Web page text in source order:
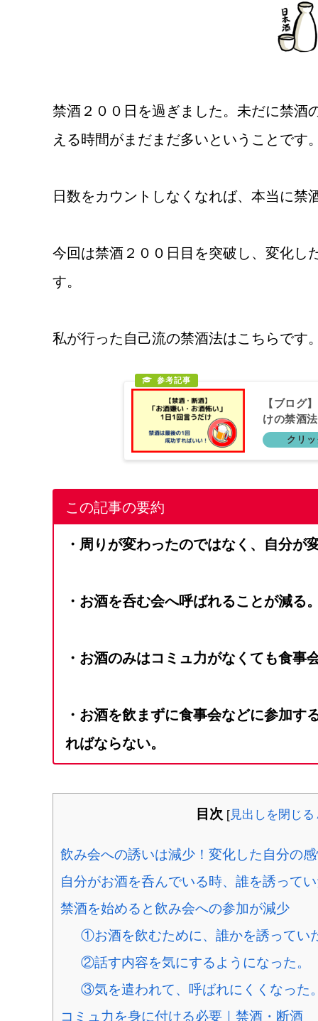
禁酒２００日を過ぎました。未だに禁酒
える時間がまだまだ多いということです
日数をカウントしなくなれば、本当に禁
今回は禁酒２００日目を突破し、変化し
す。
私が行った自己流の禁酒法はこちらです
【ブログ
けの禁酒法
この記事の要約
・周りが変わったのではなく、自分が
・お酒を呑む会へ呼ばれることが減る
・お酒のみはコミュ力がなくても食事
・お酒を飲まずに食事会などに参加
ればならない。
目次 [見出しを閉じ
飲み会への誘いは減少！変化した自分の
自分がお酒を呑んでいる時、誰を誘って
禁酒を始めると飲み会への参加が減少
①お酒を飲むために、誰かを誘ってい
②話す内容を気にするようになった。
③気を遣われて、呼ばれにくくなった
コミュ力を身に付ける必要｜禁酒・断酒